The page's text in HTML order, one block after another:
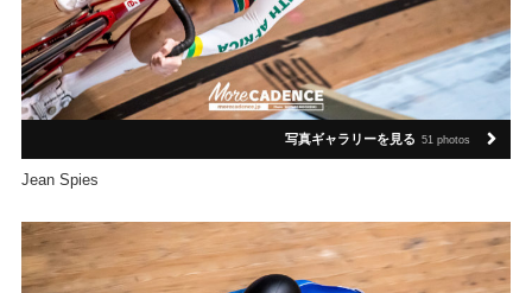
写真ギャラリーを見る 51 photos
Jean Spies